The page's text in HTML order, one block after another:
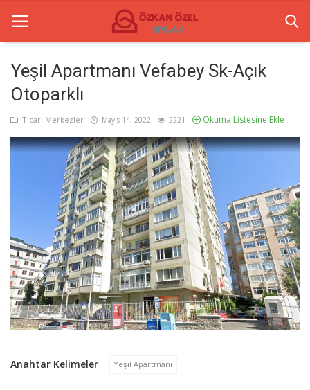
Anasayfa
Ticari Merkezler
Ticari Gayrimenkul
Türkçe
Yeşil Apartmanı Vefabey Sk-Açık
Otoparklı
Ticari Merkezler Mayıs 14, 2022 2221 Okuma Listesine Ekle
Anahtar Kelimeler Yeşil Apartmanı